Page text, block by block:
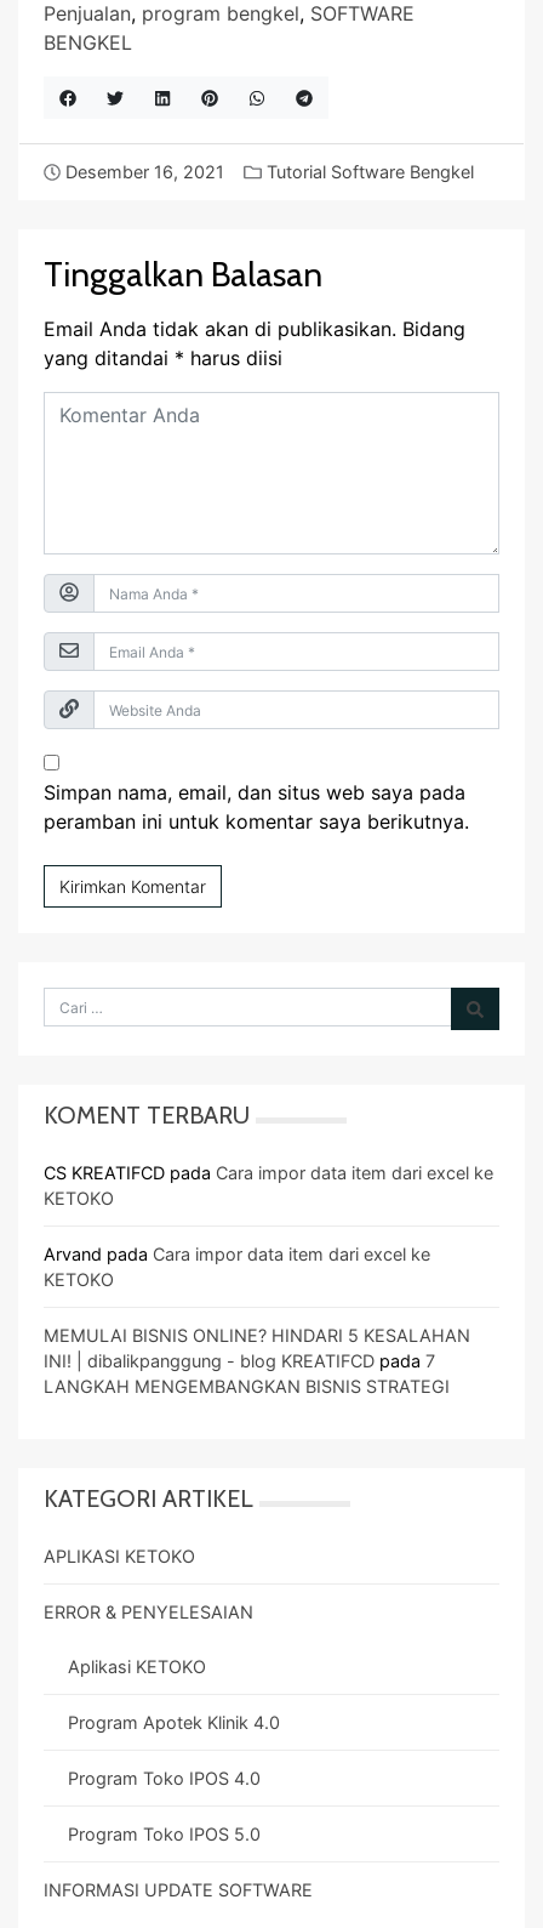
Penjualan, program bengkel, SOFTWARE
BENGKEL
Desember 16, 2021 Tutorial Software Bengkel
Tinggalkan Balasan
Email Anda tidak akan di publikasikan. Bidang
yang ditandai * harus diisi
Simpan nama, email, dan situs web saya pada
peramban ini untuk komentar saya berikutnya.
KOMENT TERBARU
CS KREATIFCD pada Cara impor data item dari excel ke
KETOKO
Arvand pada Cara impor data item dari excel ke
KETOKO
MEMULAI BISNIS ONLINE? HINDARI 5 KESALAHAN
INI! | dibalikpanggung - blog KREATIFCD pada 7
LANGKAH MENGEMBANGKAN BISNIS STRATEGI
KATEGORI ARTIKEL
APLIKASI KETOKO
ERROR & PENYELESAIAN
Aplikasi KETOKO
Program Apotek Klinik 4.0
Program Toko IPOS 4.0
Program Toko IPOS 5.0
INFORMASI UPDATE SOFTWARE